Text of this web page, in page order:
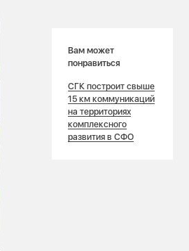
Вам может
понравиться
СГК построит свыше
15 км коммуникаций
на территориях
комплексного
развития в СФО